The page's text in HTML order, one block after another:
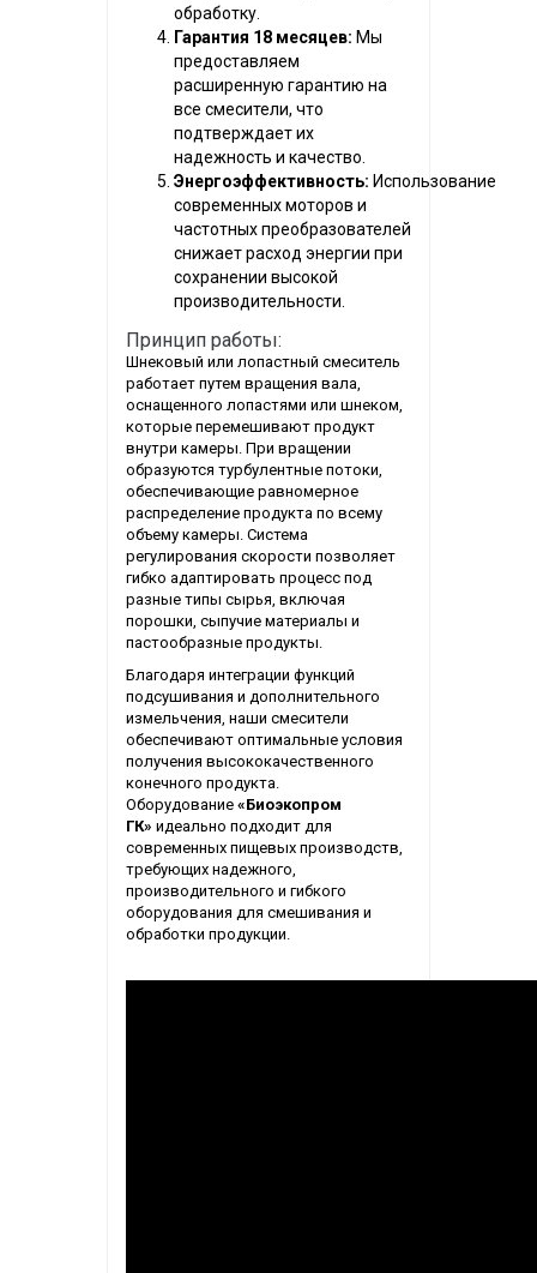
обработку.
Гарантия 18 месяцев: Мы
предоставляем
расширенную гарантию на
все смесители, что
подтверждает их
надежность и качество.
Энергоэффективность: Использование
современных моторов и
частотных преобразователей
снижает расход энергии при
сохранении высокой
производительности.
Принцип работы:
Шнековый или лопастный смеситель
работает путем вращения вала,
оснащенного лопастями или шнеком,
которые перемешивают продукт
внутри камеры. При вращении
образуются турбулентные потоки,
обеспечивающие равномерное
распределение продукта по всему
объему камеры. Система
регулирования скорости позволяет
гибко адаптировать процесс под
разные типы сырья, включая
порошки, сыпучие материалы и
пастообразные продукты.
Благодаря интеграции функций
подсушивания и дополнительного
измельчения, наши смесители
обеспечивают оптимальные условия
получения высококачественного
конечного продукта.
Оборудование «Биоэкопром
ГК» идеально подходит для
современных пищевых производств,
требующих надежного,
производительного и гибкого
оборудования для смешивания и
обработки продукции.